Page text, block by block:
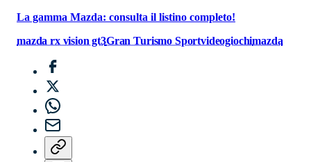
La gamma Mazda: consulta il listino completo!
mazda rx vision gt3Gran Turismo Sportvideogiochimazda